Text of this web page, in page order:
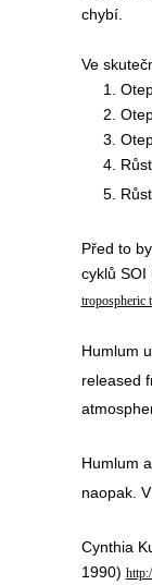
chybí.
Ve
1.
2.
3.
4. Růst
5. Růst
Před to
cyklů SOI
tropospheric
Humlum
released
Humlum
naopak.
Cynthia
1990)